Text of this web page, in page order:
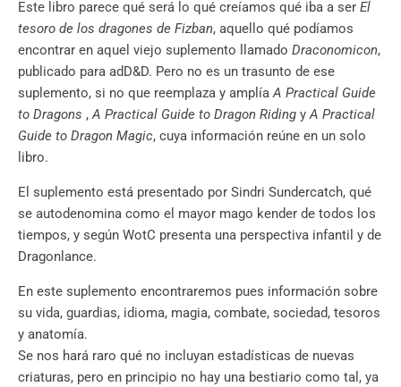
Este libro parece qué será lo qué creíamos qué iba a ser El
tesoro de los dragones de Fizban, aquello qué podíamos
encontrar en aquel viejo suplemento llamado Draconomicon,
publicado para adD&D. Pero no es un trasunto de ese
suplemento, si no que reemplaza y amplíaA Practical Guide
to Dragons ,A Practical Guide to Dragon Riding yA Practical
Guide to Dragon Magic, cuya información reúne en un solo
libro.
El suplemento está presentado por Sindri Sundercatch, qué
se autodenomina como el mayor mago kender de todos los
tiempos, y según WotC presenta una perspectiva infantil y de
Dragonlance.
En este suplemento encontraremos pues información sobre
su vida, guardias, idioma, magia, combate, sociedad, tesoros
y anatomía.
Se nos hará raro qué no incluyan estadísticas de nuevas
criaturas, pero en principio no hay una bestiario como tal, ya